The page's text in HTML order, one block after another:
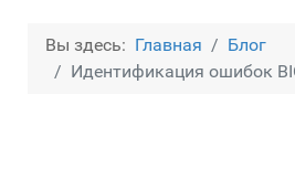
Вы здесь: Главная
Блог
Идентификация ошибок